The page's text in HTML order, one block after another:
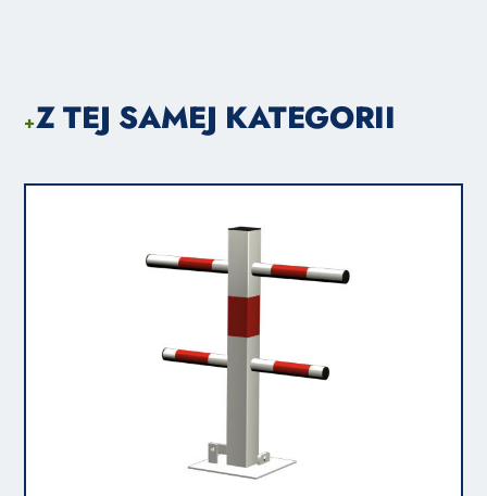
+Z TEJ SAMEJ KATEGORII